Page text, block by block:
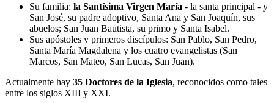
Su familia: la Santísima Virgen María - la santa principal - y
San José, su padre adoptivo, Santa Ana y San Joaquín, sus
abuelos; San Juan Bautista, su primo y Santa Isabel.
Sus apóstoles y primeros discípulos: San Pablo, San Pedro,
Santa María Magdalena y los cuatro evangelistas (San
Marcos, San Mateo, San Lucas, San Juan).
Actualmente hay 35 Doctores de la Iglesia, reconocidos como tales
entre los siglos XIII y XXI.